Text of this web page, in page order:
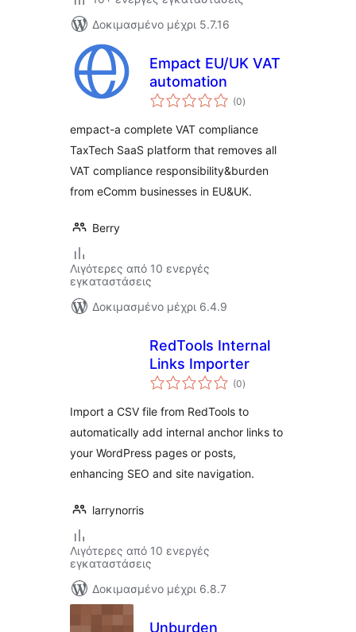
Δοκιμασμένο μέχρι 5.7.16
Empact EU/UK VAT
automation
(0αξιολογήσεις
σύνολο
)
empact-a complete VAT compliance
TaxTech SaaS platform that removes all
VAT compliance responsibility&burden
from eComm businesses in EU&UK.
Berry
Λιγότερες από 10 ενεργές
εγκαταστάσεις
Δοκιμασμένο μέχρι 6.4.9
RedTools Internal
Links Importer
(0αξιολογήσεις
σύνολο
)
Import a CSV file from RedTools to
automatically add internal anchor links to
your WordPress pages or posts,
enhancing SEO and site navigation.
larrynorris
Λιγότερες από 10 ενεργές
εγκαταστάσεις
Δοκιμασμένο μέχρι 6.8.7
Unburden